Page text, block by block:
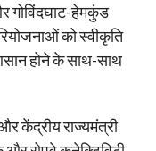
गोविंदघाट-हेमकुंड
को स्वीकृति
होने के साथ-साथ
केंद्रीय राज्यमंत्री